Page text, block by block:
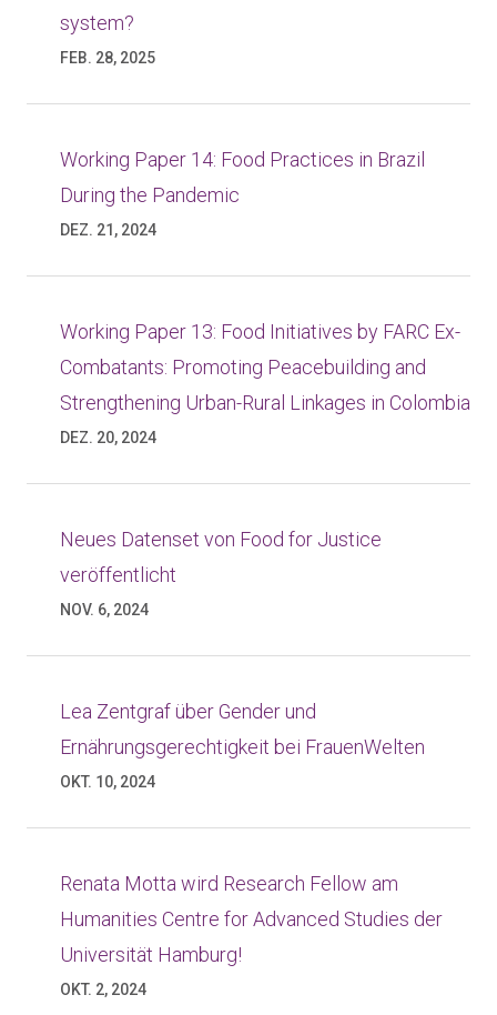
system?
FEB. 28, 2025
Working Paper 14: Food Practices in Brazil
During the Pandemic
DEZ. 21, 2024
Working Paper 13: Food Initiatives by FARC Ex-
Combatants: Promoting Peacebuilding and
Strengthening Urban-Rural Linkages in Colombia
DEZ. 20, 2024
Neues Datenset von Food for Justice
veröffentlicht
NOV. 6, 2024
Lea Zentgraf über Gender und
Ernährungsgerechtigkeit bei FrauenWelten
OKT. 10, 2024
Renata Motta wird Research Fellow am
Humanities Centre for Advanced Studies der
Universität Hamburg!
OKT. 2, 2024